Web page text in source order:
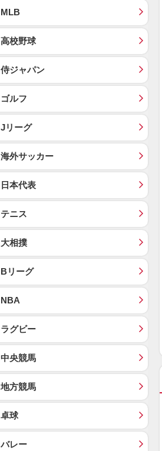
MLB
高校野球
侍ジャパン
ゴルフ
Jリーグ
海外サッカー
日本代表
テニス
大相撲
Bリーグ
NBA
ラグビー
中央競馬
地方競馬
卓球
バレー